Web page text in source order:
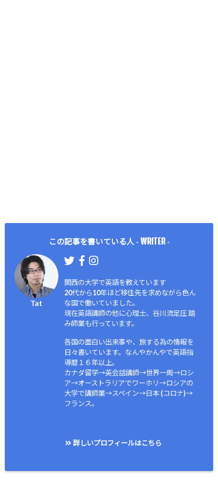
この記事を書いている人 - WRITER-
Tat
関西の大学で英語を教えています
20代から10年ほど移住先を求めながら色ん
な国で働いていました。
現在英語講師の他に心理士、谷川流足圧 踏
み師業も行っています。
各国の面白い出来事や、旅する為の情報を
日々書いています。なんやかんやで英語指
導暦１６年以上。
カナダ留学→英会話講師→世界一周→ロシ
ア→オーストラリアでワーホリ→ロシアの
大学で講師業→スペイン→日本 (コロナ)→
フランス。
詳しいプロフィールはこちら